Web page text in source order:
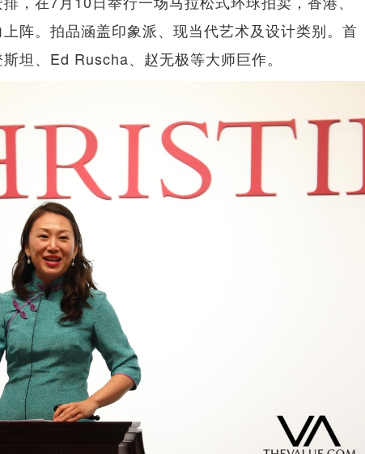
阵。拍品涵盖印象派、现当代艺术及设计类别。首
坦、Ed Ruscha、赵无极等大师巨作。